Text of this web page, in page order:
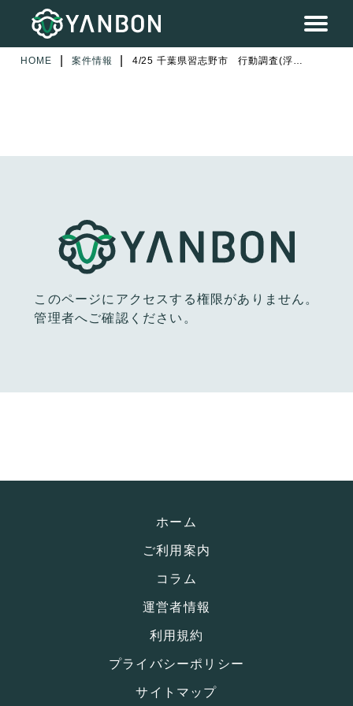
HOME 案件情報 4/25 千葉県習志野市 行動調査(浮気)
このページにアクセスする権限がありません。
管理者へご確認ください。
ホーム
ご利用案内
コラム
運営者情報
利用規約
プライバシーポリシー
サイトマップ